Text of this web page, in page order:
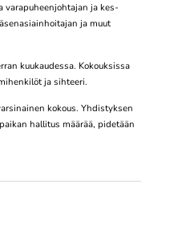
varapuheenjoh­tajan ja kes­
ja muut
kuukaudessa. Kokouksissa
ja sihteeri.
kokous. Yhdistyksen
hallitus määrää, pidetään